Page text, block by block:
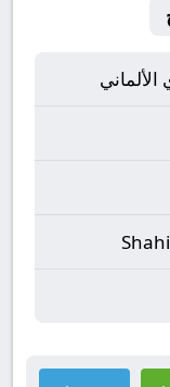
الألماني